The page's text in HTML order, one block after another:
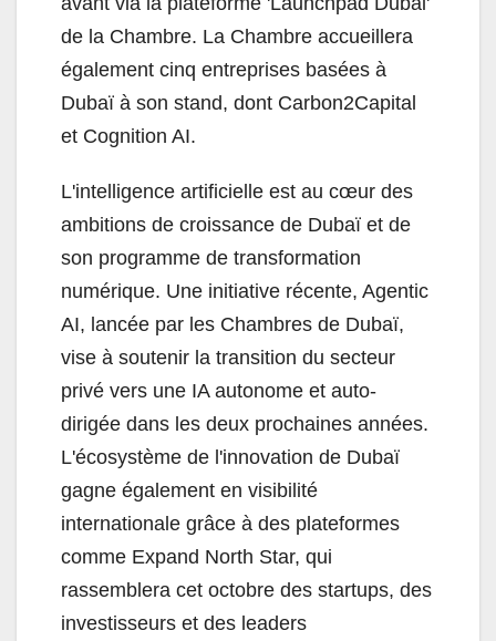
de la Chambre. La Chambre accueillera
également cinq entreprises basées à
Dubaï à son stand, dont Carbon2Capital
et Cognition AI.
L'intelligence artificielle est au cœur des
ambitions de croissance de Dubaï et de
son programme de transformation
numérique. Une initiative récente, Agentic
AI, lancée par les Chambres de Dubaï,
vise à soutenir la transition du secteur
privé vers une IA autonome et auto-
dirigée dans les deux prochaines années.
L'écosystème de l'innovation de Dubaï
gagne également en visibilité
internationale grâce à des plateformes
comme Expand North Star, qui
rassemblera cet octobre des startups, des
investisseurs et des leaders